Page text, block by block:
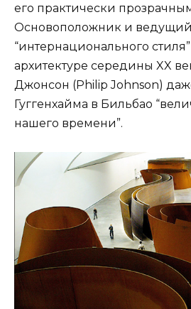
его практически
Основоположник и ведущий
“интернационального
архитектуре середины XX
Джонсон (Philip Johnson)
Гуггенхайма в Бильбао
нашего времени”.